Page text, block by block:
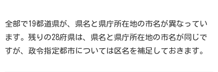
全部で19都道県が、県名と県庁所在地の市名が異なってい
ます。残りの28府県は、県名と県庁所在地の市名が同じで
すが、政令指定都市については区名を補足しておきます。